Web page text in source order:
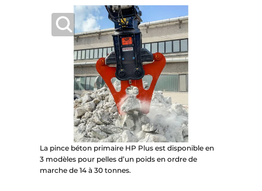
La pince béton primaire HP Plus est disponible en
3 modèles pour pelles d’un poids en ordre de
marche de 14 à 30 tonnes.